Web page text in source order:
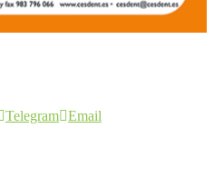
Telegram Email